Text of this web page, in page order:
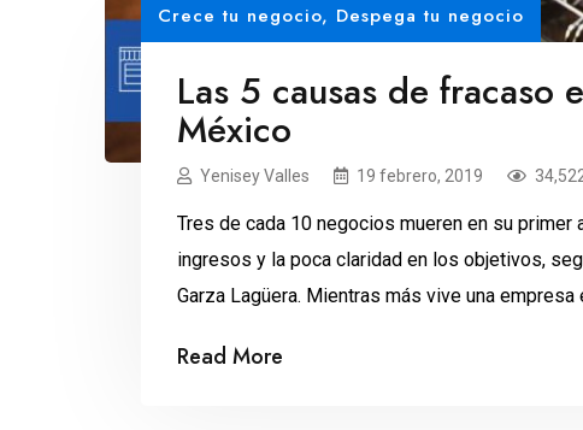
Crece tu negocio, Despega tu negocio
Las 5 causas de fracaso
México
Yenisey Valles 19 febrero, 2019
Tres de cada 10 negocios mueren en su
ingresos y la poca claridad en los objetivos,
Garza Lagüera. Mientras más vive una
Read More